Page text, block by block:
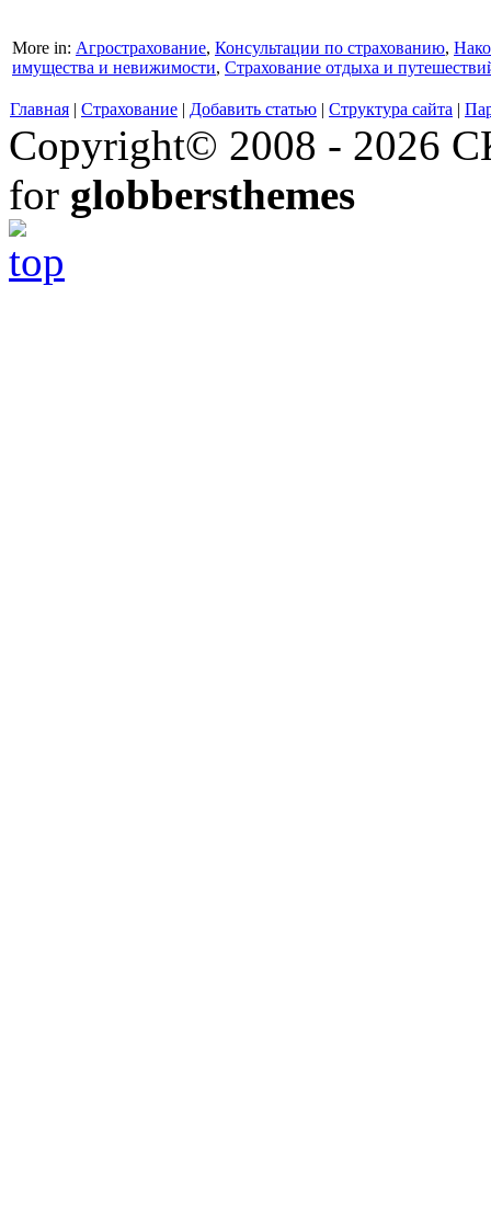
More in: Агрострахование, Консультации по страхованию,
имущества и невижимости, Страхование отдыха и
Главная | Страхование | Добавить статью | Структура сайта |
Copyright© 2008 - 2026
for globbersthemes